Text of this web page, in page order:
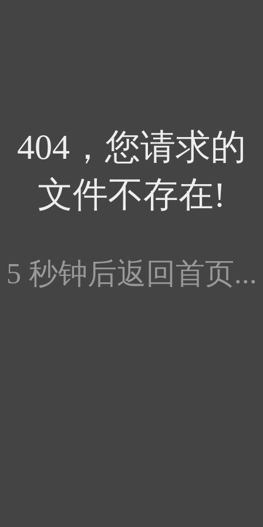
404，您请求的
文件不存在!
5 秒钟后返回首页...